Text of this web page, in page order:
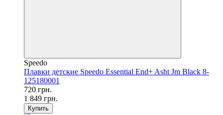
Speedo
Плавки детские Speedo Essential End+ Asht Jm Black 8-
125180001
720 грн.
1 849 грн.
Купить